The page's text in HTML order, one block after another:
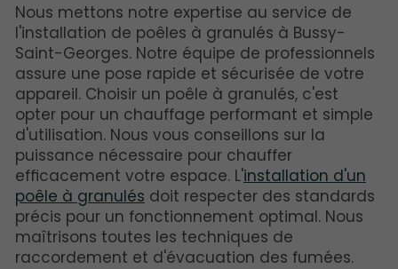
Nous mettons notre expertise au service de
l'installation de poêles à granulés à Bussy-
Saint-Georges. Notre équipe de professionnels
assure une pose rapide et sécurisée de votre
appareil. Choisir un poêle à granulés, c'est
opter pour un chauffage performant et simple
d'utilisation. Nous vous conseillons sur la
puissance nécessaire pour chauffer
efficacement votre espace. L'installation d'un
poêle à granulés doit respecter des standards
précis pour un fonctionnement optimal. Nous
maîtrisons toutes les techniques de
raccordement et d'évacuation des fumées.